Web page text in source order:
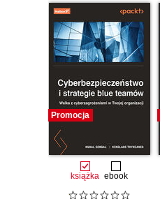
Promocja
książka ebook